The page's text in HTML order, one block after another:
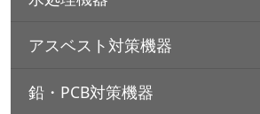
アスベスト対策機器
鉛・PCB対策機器